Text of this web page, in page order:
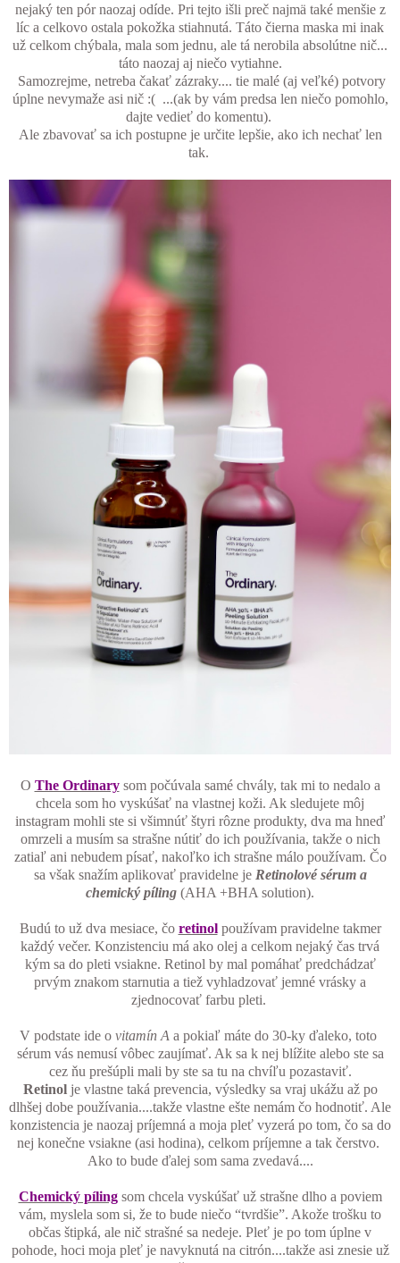
nejaký ten pór naozaj odíde. Pri tejto išli preč najmä také menšie z
líc a celkovo ostala pokožka stiahnutá. Táto čierna maska mi inak
už celkom chýbala, mala som jednu, ale tá nerobila absolútne nič...
táto naozaj aj niečo vytiahne.
Samozrejme, netreba čakať zázraky.... tie malé (aj veľké) potvory
úplne nevymaže asi nič :( ...(ak by vám predsa len niečo pomohlo,
dajte vedieť do komentu).
Ale zbavovať sa ich postupne je určite lepšie, ako ich nechať len
tak.
O The Ordinarysom počúvala samé chvály, tak mi to nedalo a
chcela som ho vyskúšať na vlastnej koži. Ak sledujete môj
instagram mohli ste si všimnúť štyri rôzne produkty, dva ma hneď
omrzeli a musím sa strašne nútiť do ich používania, takže o nich
zatiaľ ani nebudem písať, nakoľko ich strašne málo používam. Čo
sa však snažím aplikovať pravidelne je Retinolové sérum a
chemický píling (AHA +BHA solution).
Budú to už dva mesiace, čo retinolpoužívam pravidelne takmer
každý večer. Konzistenciu má ako olej a celkom nejaký čas trvá
kým sa do pleti vsiakne. Retinol by mal pomáhať predchádzať
prvým znakom starnutia a tiež vyhladzovať jemné vrásky a
zjednocovať farbu pleti.
V podstate ide o vitamín A a pokiaľ máte do 30-ky ďaleko, toto
sérum vás nemusí vôbec zaujímať. Ak sa k nej blížite alebo ste sa
cez ňu prešúpli mali by ste sa tu na chvíľu pozastaviť.
Retinolje vlastne taká prevencia, výsledky sa vraj ukážu až po
dlhšej dobe používania....takže vlastne ešte nemám čo hodnotiť. Ale
konzistencia je naozaj príjemná a moja pleť vyzerá po tom, čo sa do
nej konečne vsiakne (asi hodina), celkom príjemne a tak čerstvo.
Ako to bude ďalej som sama zvedavá....
Chemický pílingsom chcela vyskúšať už strašne dlho a poviem
vám, myslela som si, že to bude niečo “tvrdšie”. Akože trošku to
občas štipká, ale nič strašné sa nedeje. Pleť je po tom úplne v
pohode, hoci moja pleť je navyknutá na citrón....takže asi znesie už